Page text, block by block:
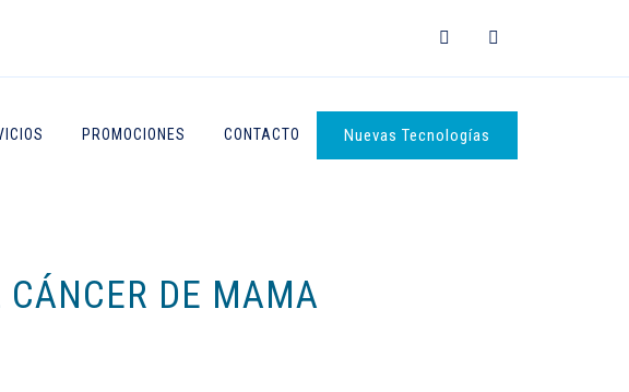
Nuevas Tecnologías
PROMOCIONES CONTACTO
CÁNCER DE MAMA